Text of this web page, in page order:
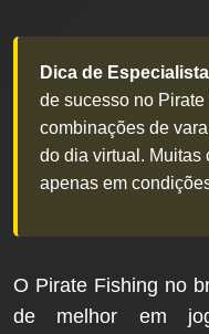
Dica de
de sucesso no
combinações de
do dia virtual. Muitas
apenas em
O Pirate Fishing no
de melhor em